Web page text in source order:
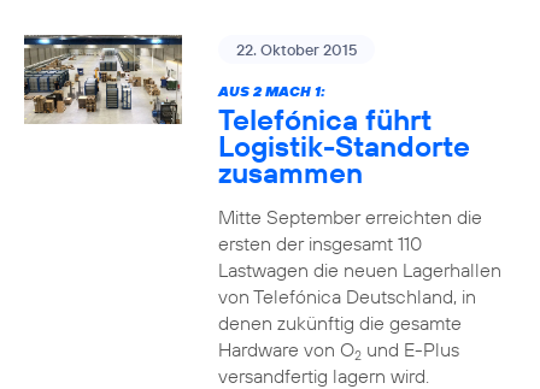
22. Oktober 2015
AUS 2 MACH 1:
Telefónica führt
Logistik-Standorte
zusammen
Mitte September erreichten die
ersten der insgesamt 110
Lastwagen die neuen Lagerhallen
von Telefónica Deutschland, in
denen zukünftig die gesamte
Hardware von O2und E-Plus
versandfertig lagern wird.